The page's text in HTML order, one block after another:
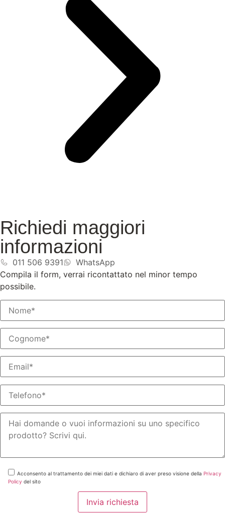
Richiedi maggiori
informazioni
011 506 9391
WhatsApp
Compila il form, verrai ricontattato nel minor tempo
possibile.
Acconsento al trattamento dei miei dati e dichiaro di aver preso visione della Privacy
Policy del sito